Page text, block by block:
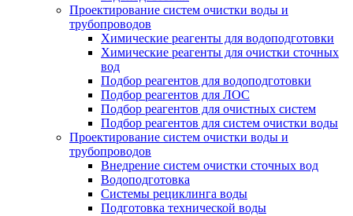
Проектирование систем очистки воды и
трубопроводов
Химические реагенты для водоподготовки
Химические реагенты для очистки сточных
вод
Подбор реагентов для водоподготовки
Подбор реагентов для ЛОС
Подбор реагентов для очистных систем
Подбор реагентов для систем очистки воды
Проектирование систем очистки воды и
трубопроводов
Внедрение систем очистки сточных вод
Водоподготовка
Системы рециклинга воды
Подготовка технической воды